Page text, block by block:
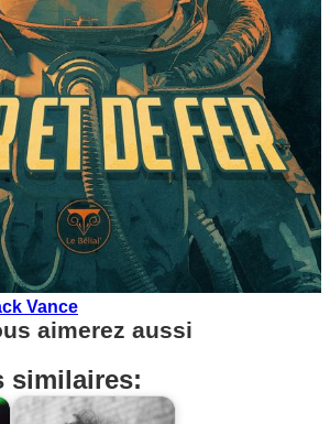
Vance
aimerez aussi
similaires: